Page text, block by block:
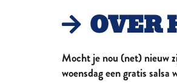
Het
stadscafé
GROTE
Altijd wat
OVER
Mocht je nou (net) nieuw
woensdag eengratissalsa